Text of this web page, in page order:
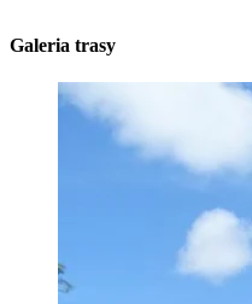
Galeria trasy